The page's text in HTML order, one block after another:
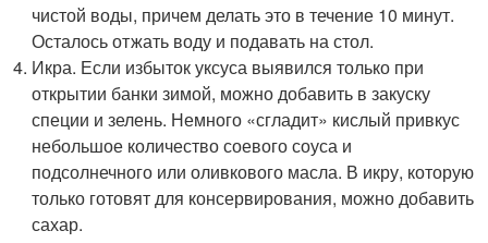
чистой воды, причем делать это в течение 10 минут.
Осталось отжать воду и подавать на стол.
Икра. Если избыток уксуса выявился только при
открытии банки зимой, можно добавить в закуску
специи и зелень. Немного «сгладит» кислый привкус
небольшое количество соевого соуса и
подсолнечного или оливкового масла. В икру, которую
только готовят для консервирования, можно добавить
сахар.